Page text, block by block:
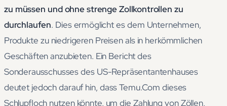
zu müssen und ohne strenge Zollkontrollen zu
durchlaufen. Dies ermöglicht es dem Unternehmen,
Produkte zu niedrigeren Preisen als in herkömmlichen
Geschäften anzubieten. Ein Bericht des
Sonderausschusses des US-Repräsentantenhauses
deutet jedoch darauf hin, dass Temu.Com dieses
Schlupfloch nutzen könnte, um die Zahlung von Zöllen,